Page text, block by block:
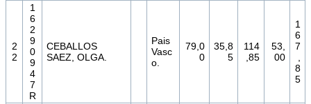
2
2
1
6
2
9
0
9
4
7
R
CEBALLOS
SAEZ, OLGA.
Pais
Vasc
o.
79,0
0
35,8
5
114
,85
53,
00
1
6
7
8
5